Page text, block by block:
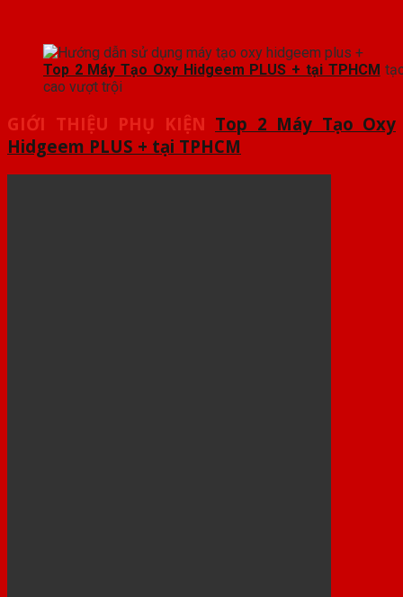
Top 2 Máy Tạo Oxy Hidgeem PLUS + tại TPHCM
cao vượt trội
GIỚI THIỆU PHỤ KIỆN Top 2 Máy Tạo Oxy
Hidgeem PLUS + tại TPHCM